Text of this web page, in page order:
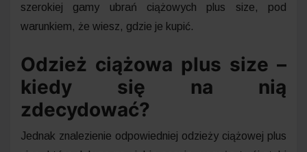
szerokiej gamy ubrań ciążowych plus size, pod
warunkiem, że wiesz, gdzie je kupić.
Odzież ciążowa plus size –
kiedy się na nią
zdecydować?
Jednak znalezienie odpowiedniej odzieży ciążowej plus